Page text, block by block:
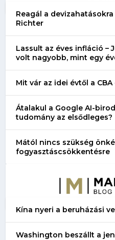
Reagál a
Richter
Lassult az éves infláció –
volt nagyobb, mint egy
Mit vár az idei évtől a CBA
Átalakul a Google AI-
tudomány az elsődleges?
Mától nincs szükség
fogyasztáscsökkentésre
Kína nyeri a beruházási
Washington beszállt a